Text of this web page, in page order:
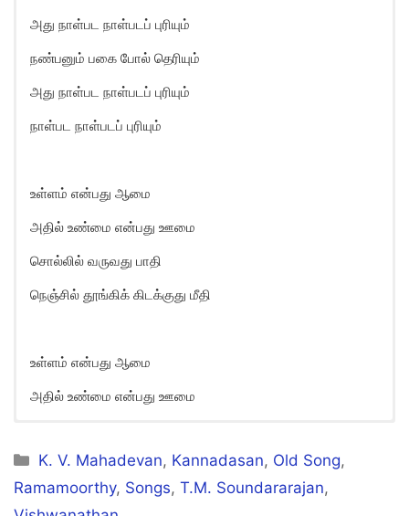
அது நாள்பட நாள்படப் புரியும்
நண்பனும் பகை போல் தெரியும்
அது நாள்பட நாள்படப் புரியும்
நாள்பட நாள்படப் புரியும்
உள்ளம் என்பது ஆமை
அதில் உண்மை என்பது ஊமை
சொல்லில் வருவது பாதி
நெஞ்சில் தூங்கிக் கிடக்குது மீதி
உள்ளம் என்பது ஆமை
அதில் உண்மை என்பது ஊமை
Lyrics in English
Ullam enbadhu aamai
Categories
K. V. Mahadevan, Kannadasan, Old Song,
Ramamoorthy, Songs, T.M. Soundararajan,